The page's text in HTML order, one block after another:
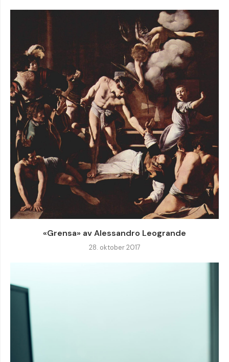
«Grensa» av Alessandro Leogrande
28. oktober 2017